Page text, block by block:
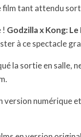
tant attendu
! Godzilla x Kong:
à ce spectacle
la sortie en salle,
version numérique